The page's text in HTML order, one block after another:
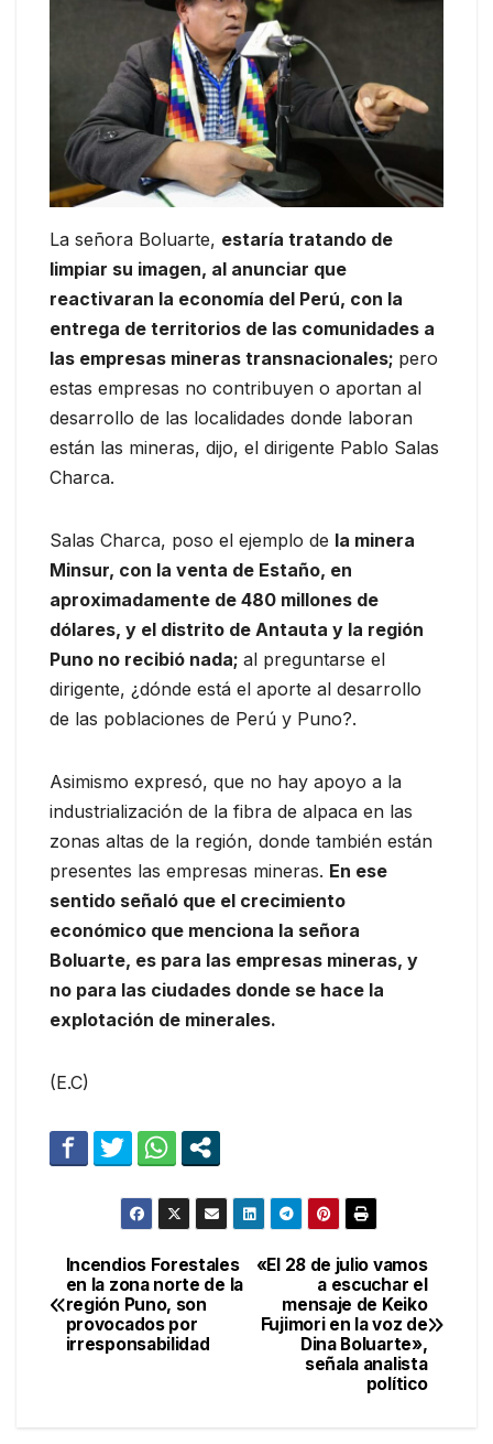
La señora Boluarte, estaría tratando de
limpiar su imagen, al anunciar que
reactivaran la economía del Perú, con la
entrega de territorios de las comunidades a
las empresas mineras transnacionales; pero
estas empresas no contribuyen o aportan al
desarrollo de las localidades donde laboran
están las mineras, dijo, el dirigente Pablo Salas
Charca.
Salas Charca, poso el ejemplo de la minera
Minsur, con la venta de Estaño, en
aproximadamente de 480 millones de
dólares, y el distrito de Antauta y la región
Puno no recibió nada; al preguntarse el
dirigente, ¿dónde está el aporte al desarrollo
de las poblaciones de Perú y Puno?.
Asimismo expresó, que no hay apoyo a la
industrialización de la fibra de alpaca en las
zonas altas de la región, donde también están
presentes las empresas mineras. En ese
sentido señaló que el crecimiento
económico que menciona la señora
Boluarte, es para las empresas mineras, y
no para las ciudades donde se hace la
explotación de minerales.
(E.C)
Navegación
de
entradas
«El 28 de julio vamos
a escuchar el
mensaje de Keiko
Fujimori en la voz de
Dina Boluarte»,
señala analista
político
Incendios Forestales
en la zona norte de la
región Puno, son
provocados por
irresponsabilidad